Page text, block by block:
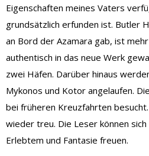
Eigenschaften meines Vaters
grundsätzlich erfunden ist. Butler
an Bord der Azamara gab, ist
authentisch in das neue Werk
zwei Häfen. Darüber hinaus
Mykonos und Kotor angelaufen.
bei früheren Kreuzfahrten
wieder treu. Die Leser können
Erlebtem und Fantasie freuen.